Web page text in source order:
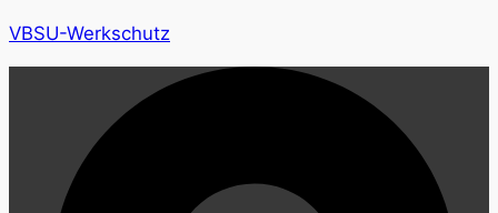
VBSU-Werkschutz